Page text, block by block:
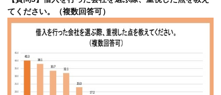
てください。（複数回答可）